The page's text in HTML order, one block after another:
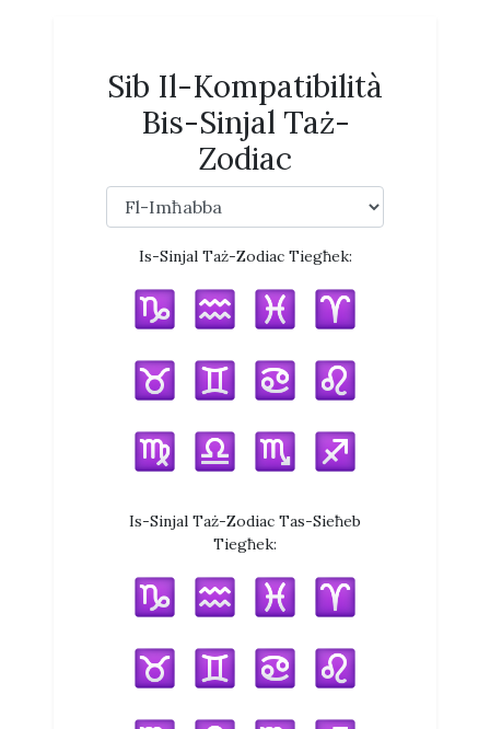
Sib Il-Kompatibilità
Bis-Sinjal Taż-
Zodiac
Is-Sinjal Taż-Zodiac Tiegħek:
Is-Sinjal Taż-Zodiac Tas-Sieħeb
Tiegħek: